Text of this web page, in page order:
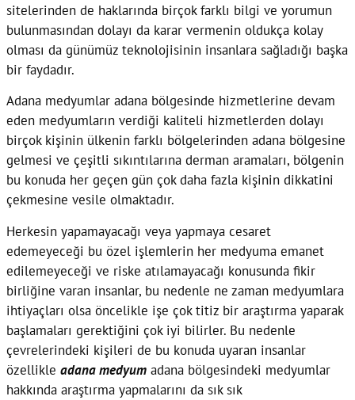
sitelerinden de haklarında birçok farklı bilgi ve yorumun
bulunmasından dolayı da karar vermenin oldukça kolay
olması da günümüz teknolojisinin insanlara sağladığı başka
bir faydadır.
Adana medyumlar adana bölgesinde hizmetlerine devam
eden medyumların verdiği kaliteli hizmetlerden dolayı
birçok kişinin ülkenin farklı bölgelerinden adana bölgesine
gelmesi ve çeşitli sıkıntılarına derman aramaları, bölgenin
bu konuda her geçen gün çok daha fazla kişinin dikkatini
çekmesine vesile olmaktadır.
Herkesin yapamayacağı veya yapmaya cesaret
edemeyeceği bu özel işlemlerin her medyuma emanet
edilemeyeceği ve riske atılamayacağı konusunda fikir
birliğine varan insanlar, bu nedenle ne zaman medyumlara
ihtiyaçları olsa öncelikle işe çok titiz bir araştırma yaparak
başlamaları gerektiğini çok iyi bilirler. Bu nedenle
çevrelerindeki kişileri de bu konuda uyaran insanlar
özellikle adana medyum adana bölgesindeki medyumlar
hakkında araştırma yapmalarını da sık sık